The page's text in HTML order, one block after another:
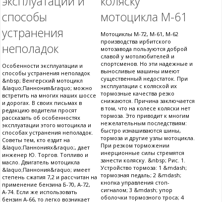
способы
устранения
неполадок
Особенности эксплуатации и
способы устранения неполадок
&nbsp; Венгерский мотоцикл
&laquo;Паннония&raquo; можно
встретить на многих наших шоссе
и дорогах. В своих письмах в
редакцию водители просят
рассказать об особенностях
эксплуатации этого мотоцикла и
способах устранения неполадок.
Советы тем, кто ездит на
&laquo;Паннониях&raquo;, дает
инженер Ю. Торгов. Топливо и
масло. Двигатель мотоцикла
&laquo;Паннония&raquo; имеет
степень сжатия 7,2 и рассчитан на
применение бензина Б-70, А-72,
А-74. Если же использовать
бензин А-66, то легко возникает
мотоцикла М-61
Мотоциклы М-72, М-61, М-62
производства ирбитского
мотозавода пользуются доброй
славой у мотолюбителей и
спортсменов. Но эти надежные и
выносливые машины имеют
существенный недостаток. При
эксплуатации с коляской их
тормозные качества резко
снижаются. Причина заключается
в том, что на колесе коляски нет
тормоза. Это приводит к многим
нежелательным последствиям:
быстро изнашиваются шины,
тормоза и другие узлы мотоцикла.
При резком торможении
инерционные силы стремятся
занести коляску. &nbsp; Рис. 1.
Устройство тормоза: 1 &mdash;
тормозная педаль; 2 &mdash;
кнопка управления стоп-
сигналом; 3 &mdash; упор
оболочки тормозного троса; 4